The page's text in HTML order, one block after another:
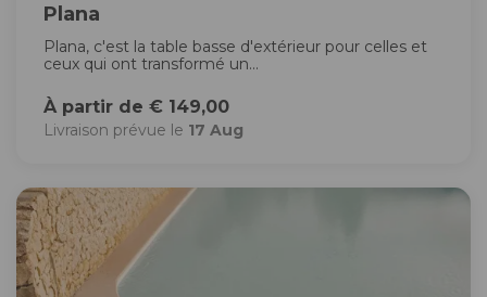
Plana
Plana, c'est la table basse d'extérieur pour celles et
ceux qui ont transformé un...
À partir de € 149,00
Livraison prévue le 17 Aug